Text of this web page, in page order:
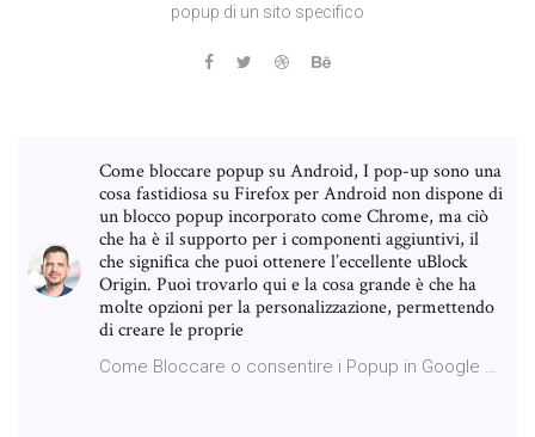
popup di un sito specifico
Come bloccare popup su Android, I pop-up sono una
cosa fastidiosa su Firefox per Android non dispone di
un blocco popup incorporato come Chrome, ma ciò
che ha è il supporto per i componenti aggiuntivi, il
che significa che puoi ottenere l’eccellente uBlock
Origin. Puoi trovarlo qui e la cosa grande è che ha
molte opzioni per la personalizzazione, permettendo
di creare le proprie
Come Bloccare o consentire i Popup in Google …